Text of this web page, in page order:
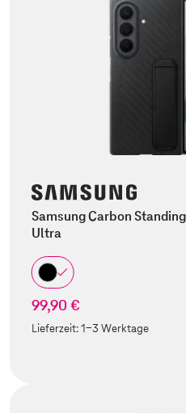
Samsung Carbon
Ultra
99,90 €
Lieferzeit:1-3 Werktage